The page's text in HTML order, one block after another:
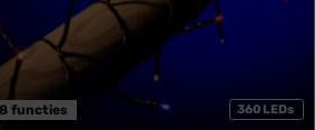
360 LEDs
8 functies